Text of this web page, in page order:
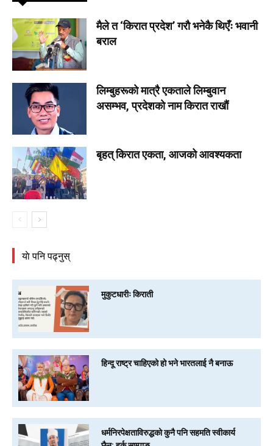
मैले त ‘किरात प्रदेश’ गराै भनेकै थिएँः भवानी
बराल
लिम्बुहरूकाे मात्रै एकताले लिम्बुवान
असम्भव, प्रदेशकाे नाम किरात राखाैं
बृहत् किरात एकता, आजको आवश्यकता
याे पनि पढ्नुस्
मुकुटधारीः किराती
हिन्दू राष्ट्र चाहिएको हो भने भारतलाई नै बनाऊ
धर्मनिरपेक्षताविरुद्धको कुनै पनि सहमति स्वीकार्य